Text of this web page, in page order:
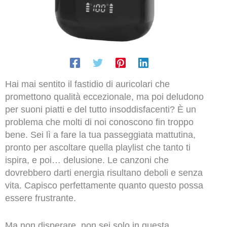
Hai mai sentito il fastidio di auricolari che
promettono qualità eccezionale, ma poi deludono
per suoni piatti e del tutto insoddisfacenti? È un
problema che molti di noi conoscono fin troppo
bene. Sei lì a fare la tua passeggiata mattutina,
pronto per ascoltare quella playlist che tanto ti
ispira, e poi… delusione. Le canzoni che
dovrebbero darti energia risultano deboli e senza
vita. Capisco perfettamente quanto questo possa
essere frustrante.